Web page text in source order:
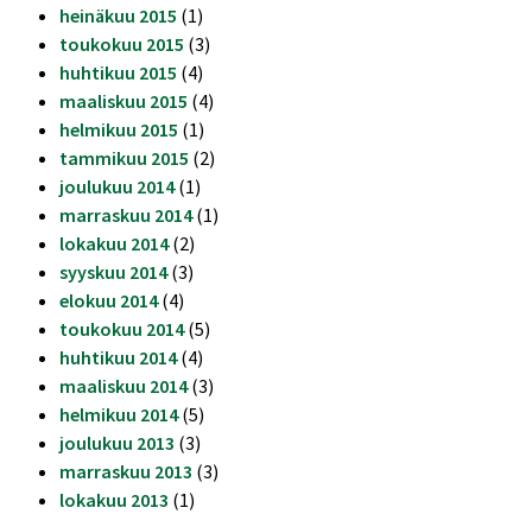
heinäkuu 2015 (1)
toukokuu 2015 (3)
huhtikuu 2015 (4)
maaliskuu 2015 (4)
helmikuu 2015 (1)
tammikuu 2015 (2)
joulukuu 2014(1)
marraskuu 2014(1)
lokakuu 2014(2)
syyskuu 2014(3)
elokuu 2014(4)
toukokuu 2014(5)
huhtikuu 2014(4)
maaliskuu 2014(3)
helmikuu 2014(5)
joulukuu 2013 (3)
marraskuu 2013 (3)
lokakuu 2013 (1)